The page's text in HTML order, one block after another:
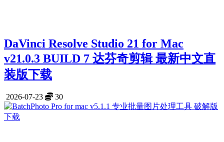
DaVinci Resolve Studio 21 for Mac
v21.0.3 BUILD 7 达芬奇剪辑 最新中文直
装版下载
2026-07-23 30